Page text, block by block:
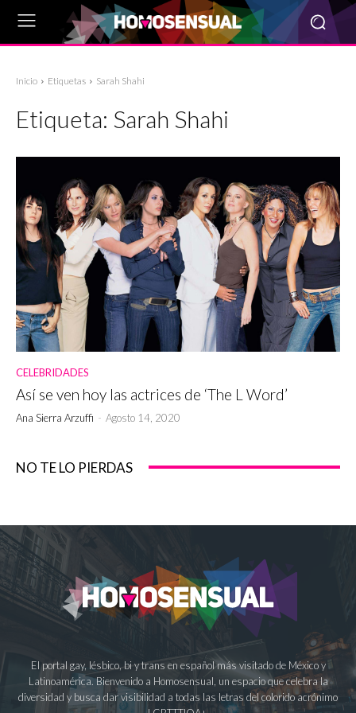
Inicio Etiquetas Sarah Shahi
Etiqueta: Sarah Shahi
CELEBRIDADES
Así se ven hoy las actrices de ‘The L Word’
Ana Sierra Arzuffi - Agosto 14, 2020
NO TE LO PIERDAS
El portal gay, lésbico, bi y trans en español más visitado de México y
Latinoamérica. Bienvenido a Homosensual, un espacio que celebra la
diversidad y busca dar visibilidad a todas las letras del colorido acrónimo